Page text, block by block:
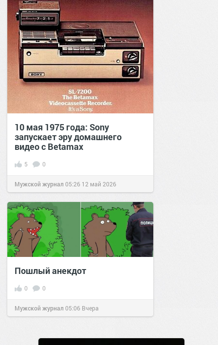
10 мая 1975 года: Sony
запускает эру домашнего
видео с Betamax
5 0
Мужской журнал 05:26 12 май 2026
Пошлый анекдот
0 0
Мужской журнал 05:06 Вчера